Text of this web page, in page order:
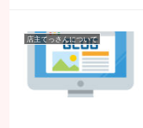
店主てっさんについて